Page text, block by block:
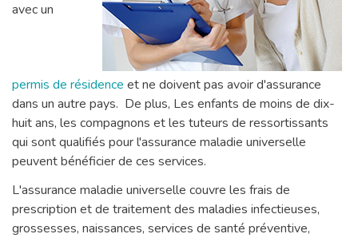
avec un
permis de résidence et ne doivent pas avoir d'assurance
dans un autre pays. De plus, Les enfants de moins de dix-
huit ans, les compagnons et les tuteurs de ressortissants
qui sont qualifiés pour l'assurance maladie universelle
peuvent bénéficier de ces services.
L'assurance maladie universelle couvre les frais de
prescription et de traitement des maladies infectieuses,
grossesses, naissances, services de santé préventive,